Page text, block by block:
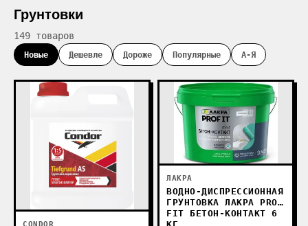
Грунтовки
149 товаров
Новые Дешевле Дороже Популярные А-Я
ЛАКРА
ВОДНО-ДИСПРЕССИОННАЯ
ГРУНТОВКА ЛАКРА PROF
FIT БЕТОН-КОНТАКТ 6